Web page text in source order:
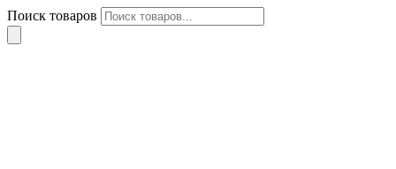
Поиск товаров